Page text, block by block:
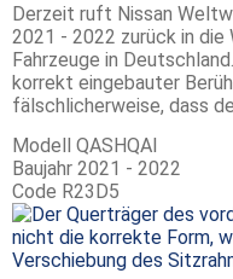
Derzeit ruft Nissan
2021 - 2022 zurück in
Fahrzeuge in
korrekt eingebauter
fälschlicherweise, dass
Modell QASHQAI
Baujahr 2021 - 2022
Code R23D5